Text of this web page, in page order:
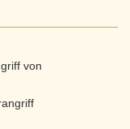
von